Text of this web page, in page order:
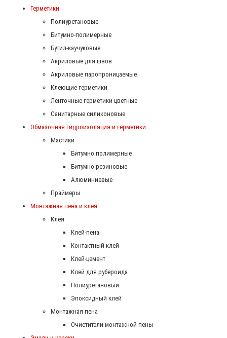
Герметики
Полиуретановые
Битумно-полимерные
Бутил-каучуковые
Акриловые для швов
Акриловые паропроницаемые
Клеющие герметики
Ленточные герметики цветные
Санитарные силиконовые
Обмазочная гидроизоляция и герметики
Мастики
Битумно полимерные
Битумно резиновые
Алюминиевые
Праймеры
Монтажная пена и клея
Клея
Клей-пена
Контактный клей
Клей-цемент
Клей для рубероида
Полиуретановый
Эпоксидный клей
Монтажная пена
Очистители монтажной пены